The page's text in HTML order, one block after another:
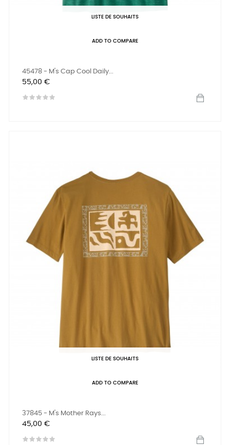
LISTE DE SOUHAITS
ADD TO COMPARE
45478 - M's Cap Cool Daily...
Prix
55,00 €
LISTE DE SOUHAITS
ADD TO COMPARE
37845 - M's Mother Rays...
Prix
45,00 €